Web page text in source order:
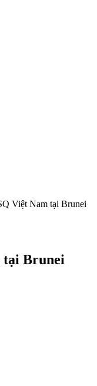
Việt Nam tại Brunei
tại Brunei